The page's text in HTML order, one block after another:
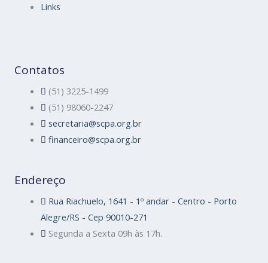
Links
Contatos
(51) 3225-1499
(51) 98060-2247
secretaria@scpa.org.br
financeiro@scpa.org.br
Endereço
Rua Riachuelo, 1641 - 1º andar - Centro - Porto
Alegre/RS - Cep 90010-271
Segunda a Sexta 09h às 17h.